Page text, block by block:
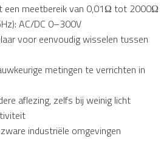
een meetbereik van 0,01Ω tot 2000Ω
AC/DC 0–300V
voor eenvoudig wisselen tussen
metingen te verrichten in
aflezing, zelfs bij weinig licht
industriële omgevingen